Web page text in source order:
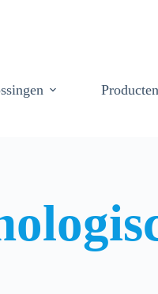
Producten